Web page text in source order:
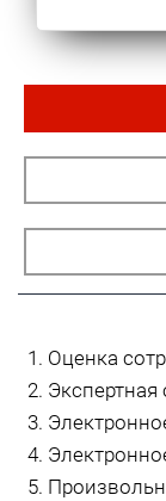
Оценка
Экспертная